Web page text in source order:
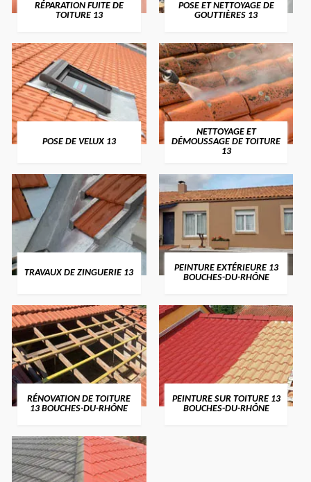
RÉPARATION FUITE DE
TOITURE 13
POSE ET NETTOYAGE DE
GOUTTIÈRES 13
POSE DE VELUX 13
NETTOYAGE ET
DÉMOUSSAGE DE TOITURE
13
TRAVAUX DE ZINGUERIE 13
PEINTURE EXTÉRIEURE 13
BOUCHES-DU-RHÔNE
RÉNOVATION DE TOITURE
13 BOUCHES-DU-RHÔNE
PEINTURE SUR TOITURE 13
BOUCHES-DU-RHÔNE